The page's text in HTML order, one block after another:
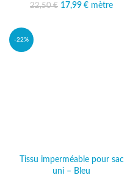
22,50€ Le prix initial était :
17,99 €
Le prix
mètre
-22%
Tissu imperméable pour sac
uni – Bleu